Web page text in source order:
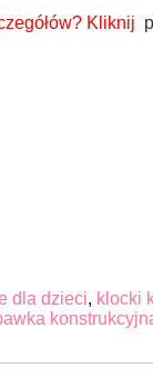
Kliknij
dla dzieci, klocki